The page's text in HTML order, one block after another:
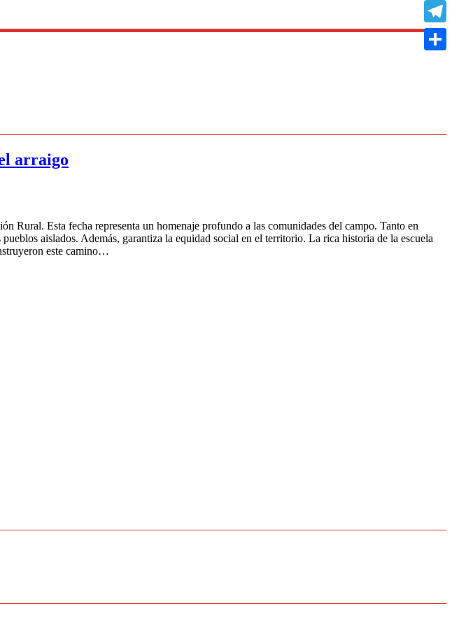
arraigo
Rural. Esta fecha representa un homenaje profundo a las comunidades del campo. Tanto en
aislados. Además, garantiza la equidad social en el territorio. La rica historia de la escuela
este camino…
Copy
Link